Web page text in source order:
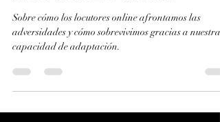
TIEMPOS DE PANDEMIA:
ADAPTARSE O MORIR
Sobre cómo los locutores online afrontamos las
adversidades y cómo sobrevivimos gracias a nuestra